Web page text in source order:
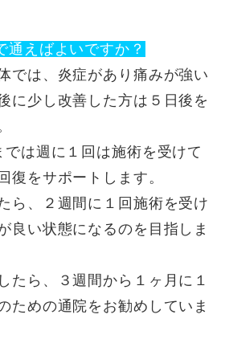
えばよいですか？
では、炎症があり痛みが強い
に少し改善した方は５日後を
では週に１回は施術を受けて
復をサポートします。
ら、２週間に１回施術を受け
良い状態になるのを目指しま
たら、３週間から１ヶ月に１
ための通院をお勧めしていま